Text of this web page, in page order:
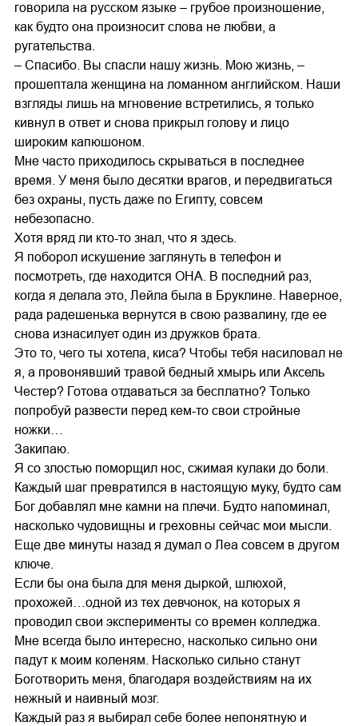
говорила на русском языке – грубое произношение,
как будто она произносит слова не любви, а
ругательства.
– Спасибо. Вы спасли нашу жизнь. Мою жизнь, –
прошептала женщина на ломанном английском. Наши
взгляды лишь на мгновение встретились, я только
кивнул в ответ и снова прикрыл голову и лицо
широким капюшоном.
Мне часто приходилось скрываться в последнее
время. У меня было десятки врагов, и передвигаться
без охраны, пусть даже по Египту, совсем
небезопасно.
Хотя вряд ли кто-то знал, что я здесь.
Я поборол искушение заглянуть в телефон и
посмотреть, где находится ОНА. В последний раз,
когда я делала это, Лейла была в Бруклине. Наверное,
рада радешенька вернутся в свою развалину, где ее
снова изнасилует один из дружков брата.
Это то, чего ты хотела, киса? Чтобы тебя насиловал не
я, а провонявший травой бедный хмырь или Аксель
Честер? Готова отдаваться за бесплатно? Только
попробуй развести перед кем-то свои стройные
ножки…
Закипаю.
Я со злостью поморщил нос, сжимая кулаки до боли.
Каждый шаг превратился в настоящую муку, будто сам
Бог добавлял мне камни на плечи. Будто напоминал,
насколько чудовищны и греховны сейчас мои мысли.
Еще две минуты назад я думал о Леа совсем в другом
ключе.
Если бы она была для меня дыркой, шлюхой,
прохожей…одной из тех девчонок, на которых я
проводил свои эксперименты со времен колледжа.
Мне всегда было интересно, насколько сильно они
падут к моим коленям. Насколько сильно станут
Боготворить меня, благодаря воздействиям на их
нежный и наивный мозг.
Каждый раз я выбирал себе более непонятную и